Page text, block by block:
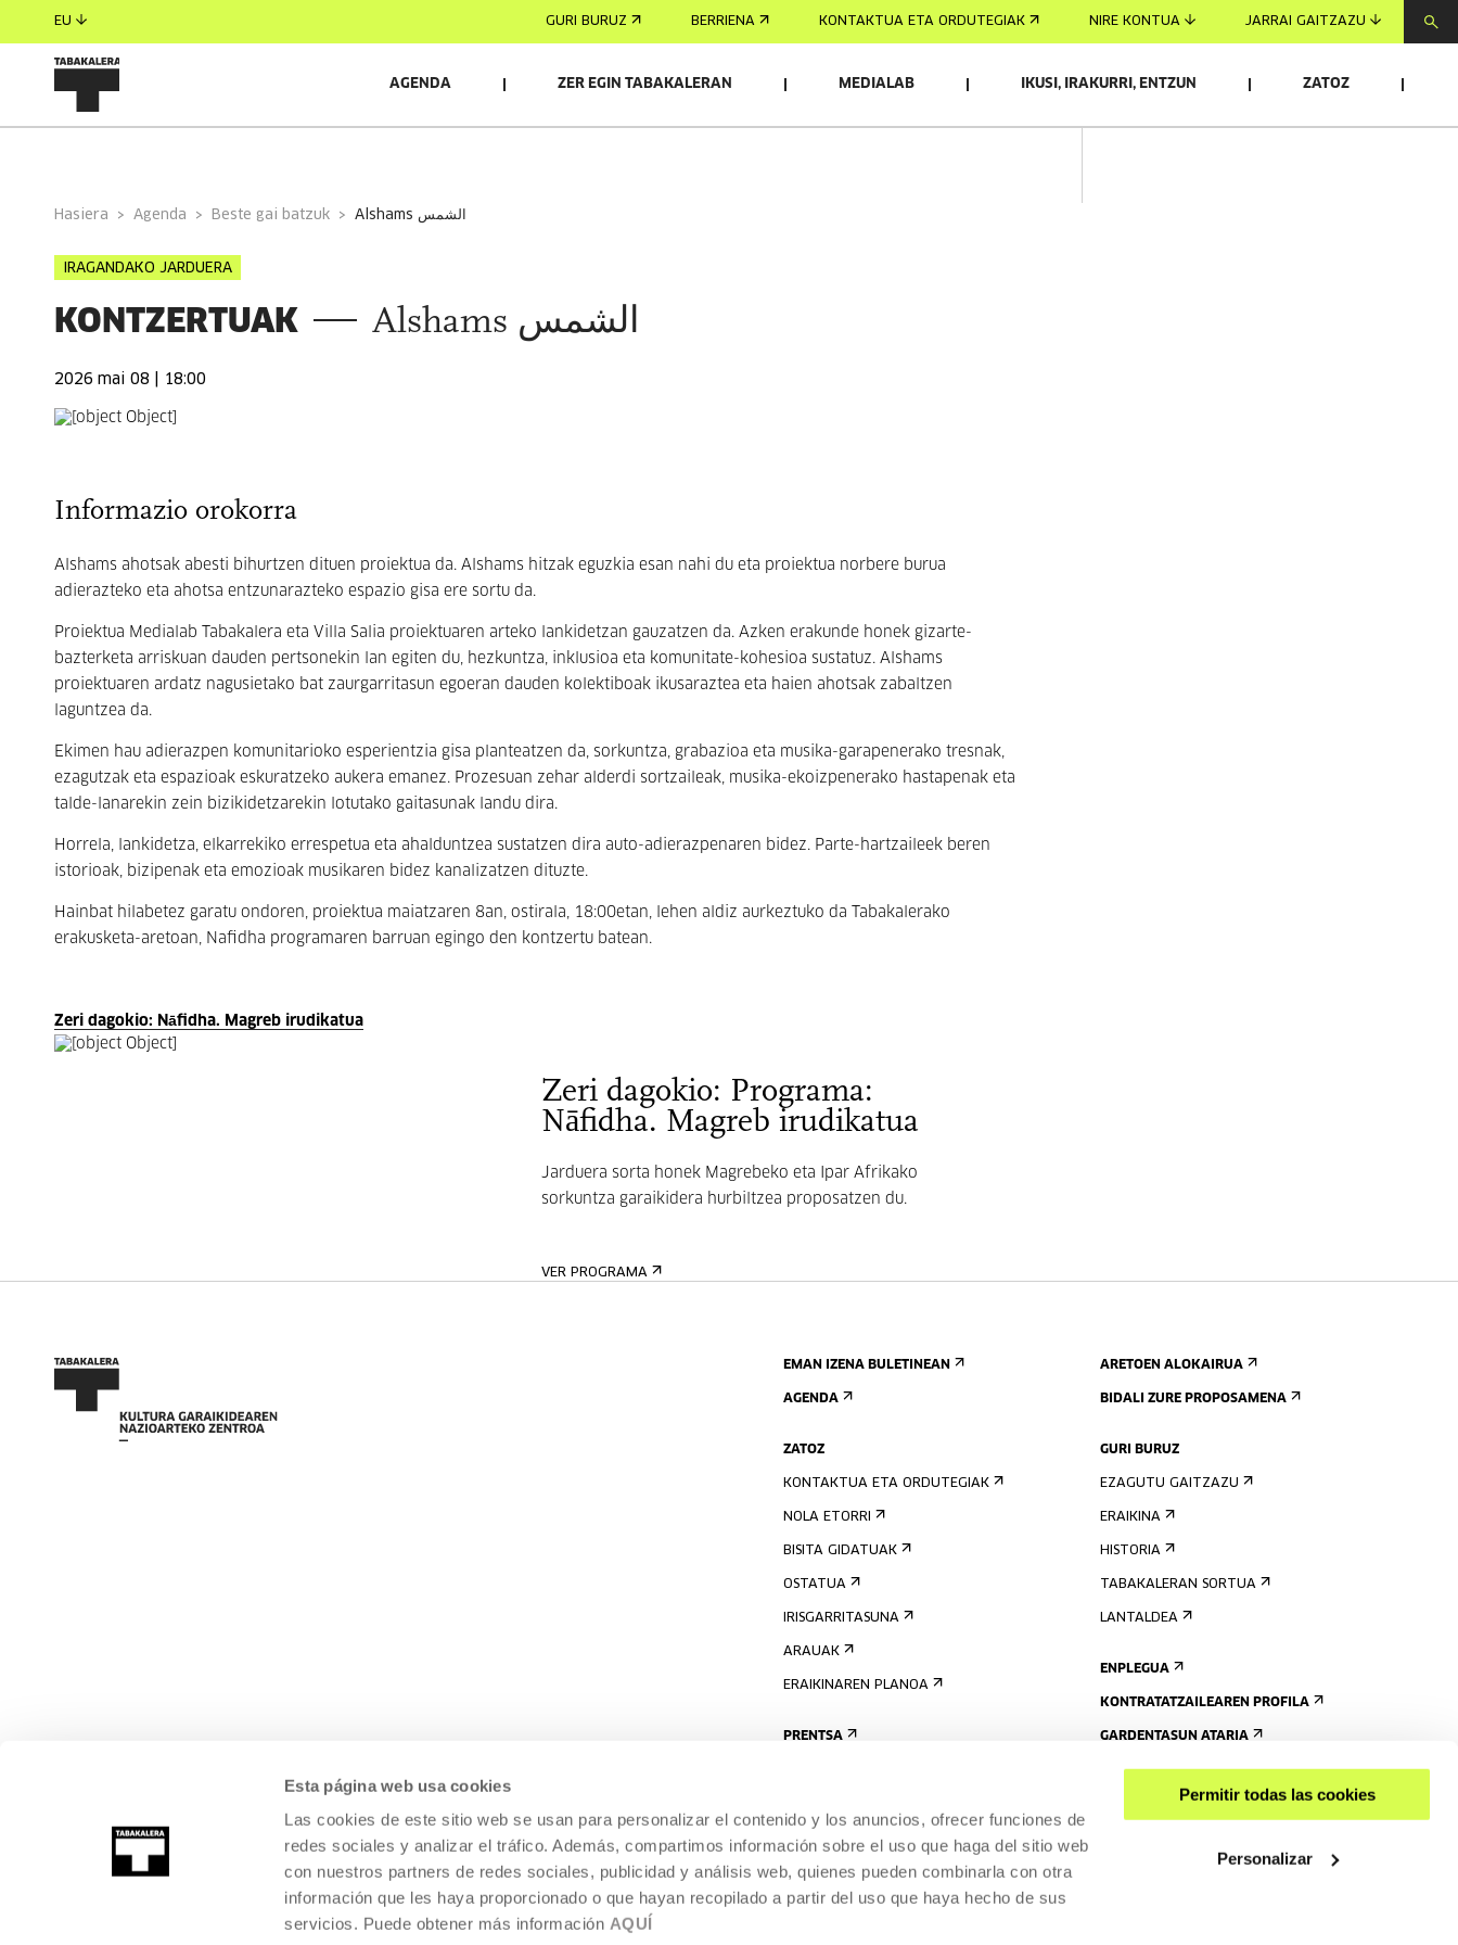
Esta página web usa cookies
Las cookies de este sitio web se usan para personalizar el contenido y los anuncios, ofrecer funciones de
redes sociales y analizar el tráfico. Además, compartimos información sobre el uso que haga del sitio web
con nuestros partners de redes sociales, publicidad y análisis web, quienes pueden combinarla con otra
información que les haya proporcionado o que hayan recopilado a partir del uso que haya hecho de sus
servicios. Puede obtener más información AQUÍ
Permitir todas las cookies
Personalizar
EU GURI BURUZ BERRIENA KONTAKTUA ETA ORDUTEGIAK NIRE KONTUA JARRAI GAITZAZU
AGENDA ZER EGIN TABAKALERAN MEDIALAB IKUSI, IRAKURRI, ENTZUN ZATOZ
Hasiera Agenda Beste gai batzuk alshams الشمس
IRAGANDAKO JARDUERA
KONTZERTUAK Alshams الشمس
2026 mai 08 | 18:00
Informazio orokorra
Alshams ahotsak abesti bihurtzen dituen proiektua da. Alshams hitzak eguzkia esan nahi du eta proiektua norbere burua
adierazteko eta ahotsa entzunarazteko espazio gisa ere sortu da.
Proiektua Medialab Tabakalera eta Villa Salia proiektuaren arteko lankidetzan gauzatzen da. Azken erakunde honek gizarte-
bazterketa arriskuan dauden pertsonekin lan egiten du, hezkuntza, inklusioa eta komunitate-kohesioa sustatuz. Alshams
proiektuaren ardatz nagusietako bat zaurgarritasun egoeran dauden kolektiboak ikusaraztea eta haien ahotsak zabaltzen
laguntzea da.
Ekimen hau adierazpen komunitarioko esperientzia gisa planteatzen da, sorkuntza, grabazioa eta musika-garapenerako tresnak,
ezagutzak eta espazioak eskuratzeko aukera emanez. Prozesuan zehar alderdi sortzaileak, musika-ekoizpenerako hastapenak eta
talde-lanarekin zein bizikidetzarekin lotutako gaitasunak landu dira.
Horrela, lankidetza, elkarrekiko errespetua eta ahalduntzea sustatzen dira auto-adierazpenaren bidez. Parte-hartzaileek beren
istorioak, bizipenak eta emozioak musikaren bidez kanalizatzen dituzte.
Hainbat hilabetez garatu ondoren, proiektua maiatzaren 8an, ostirala, 18:00etan, lehen aldiz aurkeztuko da Tabakalerako
erakusketa-aretoan, Nafidha programaren barruan egingo den kontzertu batean.
Zeri dagokio: Nāfidha. Magreb irudikatua
Zeri dagokio: Programa:
Nāfidha. Magreb irudikatua
Jarduera sorta honek Magrebeko eta Ipar Afrikako
sorkuntza garaikidera hurbiltzea proposatzen du.
VER PROGRAMA
EMAN IZENA BULETINEAN
AGENDA
ZATOZ
KONTAKTUA ETA ORDUTEGIAK
NOLA ETORRI
BISITA GIDATUAK
OSTATUA
IRISGARRITASUNA
ARAUAK
ERAIKINAREN PLANOA
PRENTSA
ARETOEN ALOKAIRUA
BIDALI ZURE PROPOSAMENA
GURI BURUZ
EZAGUTU GAITZAZU
ERAIKINA
HISTORIA
TABAKALERAN SORTUA
LANTALDEA
ENPLEGUA
KONTRATATZAILEAREN PROFILA
GARDENTASUN ATARIA